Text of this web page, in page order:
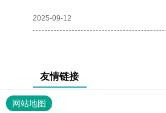
2025-09-12
友情链接
网站地图